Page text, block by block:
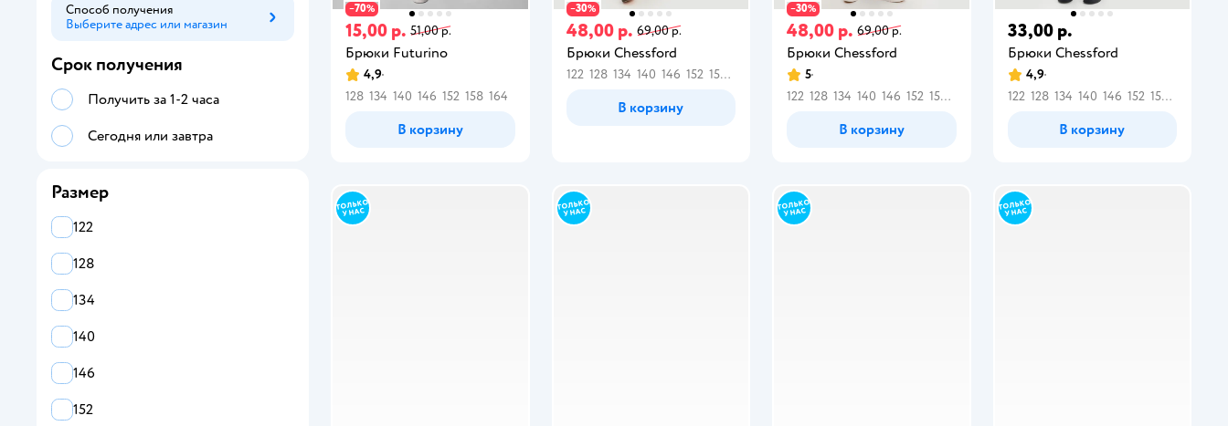
−70%
15,00 р. 51,00 р.
Брюки Futurino
4,9
128 134 140 146 152 158 164
В корзину
−30%
48,00 р. 69,00 р.
Брюки Chessford
122 128 134 140 146 152 158
В корзину
−30%
48,00 р. 69,00 р.
Брюки Chessford
5
122 128 134 140 146 152 158
В корзину
33,00 р.
Брюки Chessford
4,9
122 128 134 140 146 152 158
В корзину
Способ получения
Выберите адрес или магазин
Способ получения
Срок получения
Получить за 1-2 часа
Сегодня или завтра
Размер
122
128
134
140
146
152